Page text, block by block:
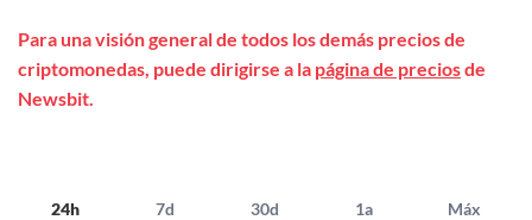
24h 7d 30d 1a Máx
Para una visión general de todos los demás precios de
criptomonedas, puede dirigirse a la página de preciosde
Newsbit.